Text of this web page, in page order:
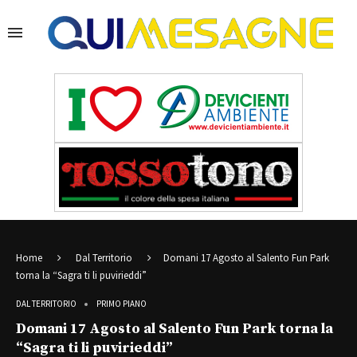
Home Dal Territorio
Domani 17 Agosto al Salento Fun Park
torna la “Sagra ti li puvirieddi”
DAL TERRITORIO PRIMO PIANO
Domani 17 Agosto al Salento Fun Park torna la
“Sagra ti li puvirieddi”